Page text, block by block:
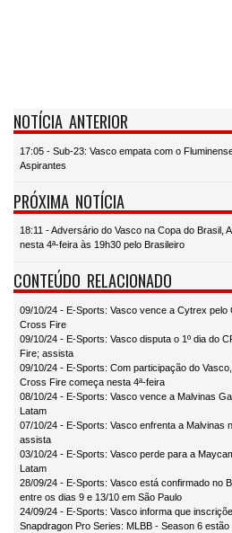
NOTÍCIA ANTERIOR
17:05 - Sub-23: Vasco empata com o
Aspirantes
PRÓXIMA NOTÍCIA
18:11 - Adversário do Vasco na Copa do Brasil,
nesta 4ª-feira às 19h30 pelo Brasileiro
CONTEÚDO RELACIONADO
09/10/24 - E-Sports: Vasco vence a Cytrex pelo
Cross Fire
09/10/24 - E-Sports: Vasco disputa o 1º dia do
Fire; assista
09/10/24 - E-Sports: Com participação do
Cross Fire começa nesta 4ª-feira
08/10/24 - E-Sports: Vasco vence a Malvinas
Latam
07/10/24 - E-Sports: Vasco enfrenta a Malvinas
assista
03/10/24 - E-Sports: Vasco perde para a
Latam
28/09/24 - E-Sports: Vasco está confirmado no
entre os dias 9 e 13/10 em São Paulo
24/09/24 - E-Sports: Vasco informa que
Snapdragon Pro Series: MLBB - Season 6 estão